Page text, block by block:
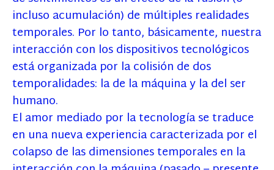
incluso acumulación) de múltiples realidades
temporales. Por lo tanto, básicamente, nuestra
interacción con los dispositivos tecnológicos
está organizada por la colisión de dos
temporalidades: la de la máquina y la del ser
humano.
El amor mediado por la tecnología se traduce
en una nueva experiencia caracterizada por el
colapso de las dimensiones temporales en la